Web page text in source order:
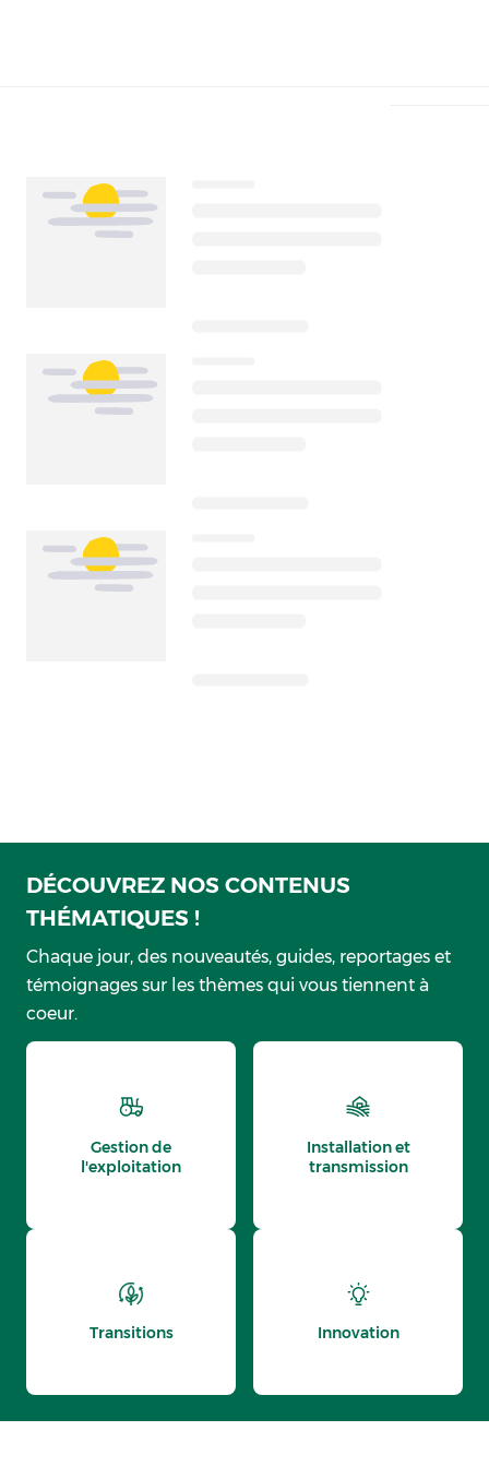
DÉCOUVREZ NOS CONTENUS
THÉMATIQUES !
Chaque jour, des nouveautés, guides, reportages et
témoignages sur les thèmes qui vous tiennent à
coeur.
Gestion de
l'exploitation
Installation et
transmission
Transitions Innovation